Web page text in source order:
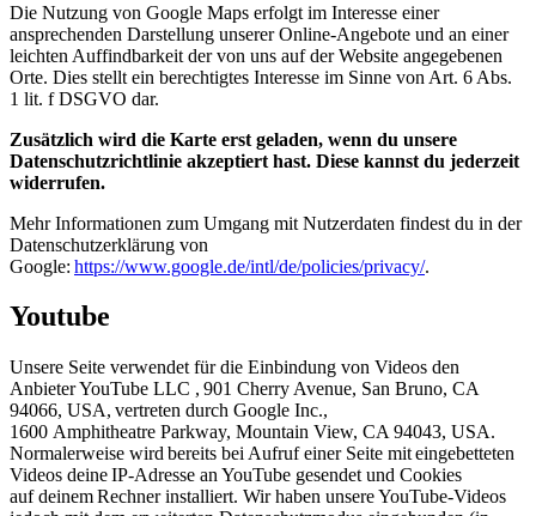
Die Nutzung von Google Maps erfolgt im Interesse einer
ansprechenden Darstellung unserer Online-Angebote und an einer
leichten Auffindbarkeit der von uns auf der Website angegebenen
Orte. Dies stellt ein berechtigtes Interesse im Sinne von Art. 6 Abs.
1 lit. f DSGVO dar.
Zusätzlich wird die Karte erst geladen, wenn du unsere
Datenschutzrichtlinie akzeptiert hast. Diese kannst du jederzeit
widerrufen.
Mehr Informationen zum Umgang mit Nutzerdaten findest du in der
Datenschutzerklärung von
Google: https://www.google.de/intl/de/policies/privacy/.
Youtube
Unsere Seite verwendet für die Einbindung von Videos den
Anbieter YouTube LLC , 901 Cherry Avenue, San Bruno, CA
94066, USA, vertreten durch Google Inc.,
1600 Amphitheatre Parkway, Mountain View, CA 94043, USA.
Normalerweise wird bereits bei Aufruf einer Seite mit eingebetteten
Videos deine IP-Adresse an YouTube gesendet und Cookies
auf deinem Rechner installiert. Wir haben unsere YouTube-Videos